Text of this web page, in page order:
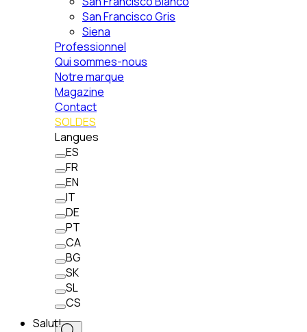
San Francisco Gris
Siena
Professionnel
Qui sommes-nous
Notre marque
Magazine
Contact
SOLDES
Langues
ES
FR
EN
IT
DE
PT
CA
BG
SK
SL
CS
Salut!